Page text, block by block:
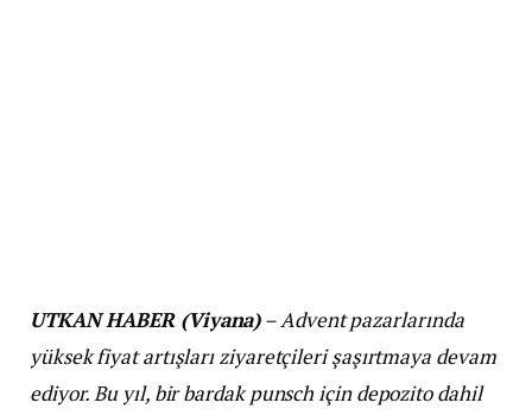
UTKAN HABER (Viyana)– Advent pazarlarında
yüksek fiyat artışları ziyaretçileri şaşırtmaya devam
ediyor. Bu yıl, bir bardak punsch için depozito dahil